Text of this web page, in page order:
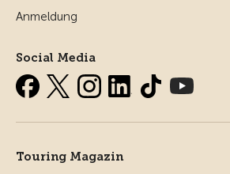
Anmeldung
Social Media
Touring Magazin